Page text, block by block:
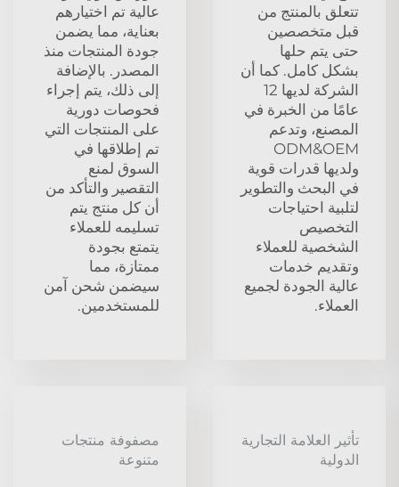
تتعلق بالمنتج من
قبل متخصصين
حتى يتم حلها
بشكل كامل. كما أن
الشركة لديها 12
عامًا من الخبرة في
المصنع، وتدعم
ODM&OEM
ولديها قدرات قوية
في البحث والتطوير
لتلبية احتياجات
التخصيص
الشخصية للعملاء
وتقديم خدمات
عالية الجودة لجميع
العملاء.
عالية تم اختيارهم
بعناية، مما يضمن
جودة المنتجات منذ
المصدر. بالإضافة
إلى ذلك، يتم إجراء
فحوصات دورية
على المنتجات التي
تم إطلاقها في
السوق لمنع
التقصير والتأكد من
أن كل منتج يتم
تسليمه للعملاء
يتمتع بجودة
ممتازة، مما
سيضمن شحن آمن
للمستخدمين.
تأثير العلامة التجارية
الدولية
مصفوفة منتجات
متنوعة